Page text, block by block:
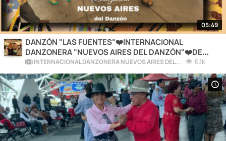
05:49
DANZÓN "LAS FUENTES"❤️INTERNACIONAL
DANZONERA "NUEVOS AIRES DEL DANZÓN"❤️DE
FELIPE FUENTES❤️CDMX
INTERNACIONAL DANZONERA NUEVOS AIRES DEL DANZÓN DE FELIPE FUENTES 6.1k